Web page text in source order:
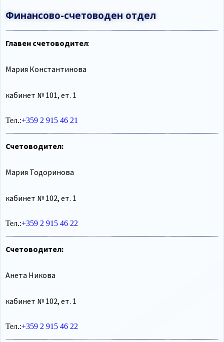
Финансово-счетоводен отдел
Главен счетоводител:
Мария Константинова
кабинет № 101, ет. 1
Тел.:+359 2 915 46 21
Счетоводител:
Мария Тодоринова
кабинет № 102, ет. 1
Тел.:+359 2 915 46 22
Счетоводител:
Анета Никова
кабинет № 102, ет. 1
Тел.:+359 2 915 46 22